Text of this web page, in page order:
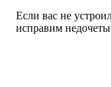
Если вас не
исправим